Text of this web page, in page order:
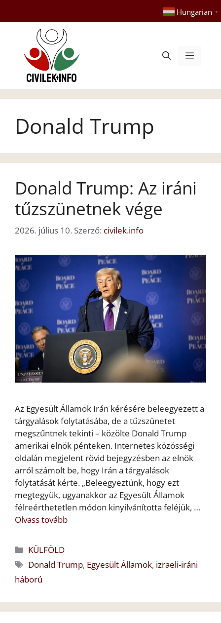
tartalomba
Hungarian ▼
Menü
Donald Trump
Donald Trump: Az iráni
tűzszünetnek vége
2026. július 10. Szerző: civilek.info
Az Egyesült Államok Irán kérésére beleegyezett a
tárgyalások folytatásába, de a tűzszünetet
megszűntnek tekinti – közölte Donald Trump
amerikai elnök pénteken. Internetes közösségi
oldalán megjelent rövid bejegyzésben az elnök
arról számolt be, hogy Irán a tárgyalások
folytatását kérte. „Beleegyeztünk, hogy ezt
megtegyük, ugyanakkor az Egyesült Államok
félreérthetetlen módon kinyilvánította feléjük, …
Olvass tovább
Kategória
KÜLFÖLD
Címkék
Donald Trump, Egyesült Államok, izraeli-iráni
háború